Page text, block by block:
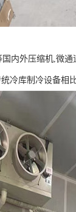
内外压缩机,微
冷库制冷设备相